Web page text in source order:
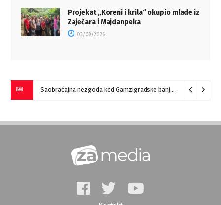
Projekat „Koreni i krila“ okupio mlade iz
Zaječara i Majdanpeka
03/08/2026
Saobraćajna nezgoda kod Gamzigradske banje 05/08/2026